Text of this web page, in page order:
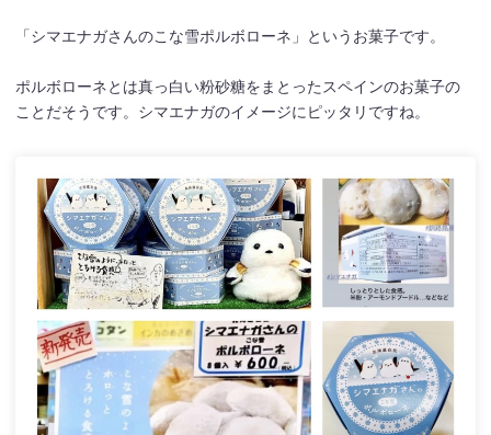
「シマエナガさんのこな雪ポルボローネ」というお菓子です。
ポルボローネとは真っ白い粉砂糖をまとったスペインのお菓子の
ことだそうです。シマエナガのイメージにピッタリですね。